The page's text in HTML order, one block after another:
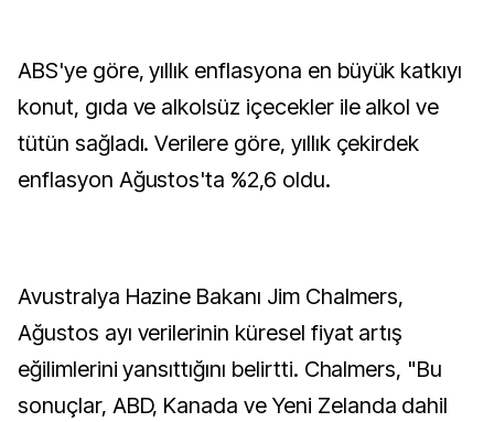
ABS'ye göre, yıllık enflasyona en büyük katkıyı
konut, gıda ve alkolsüz içecekler ile alkol ve
tütün sağladı. Verilere göre, yıllık çekirdek
enflasyon Ağustos'ta %2,6 oldu.
Avustralya Hazine Bakanı Jim Chalmers,
Ağustos ayı verilerinin küresel fiyat artış
eğilimlerini yansıttığını belirtti. Chalmers, "Bu
sonuçlar, ABD, Kanada ve Yeni Zelanda dahil